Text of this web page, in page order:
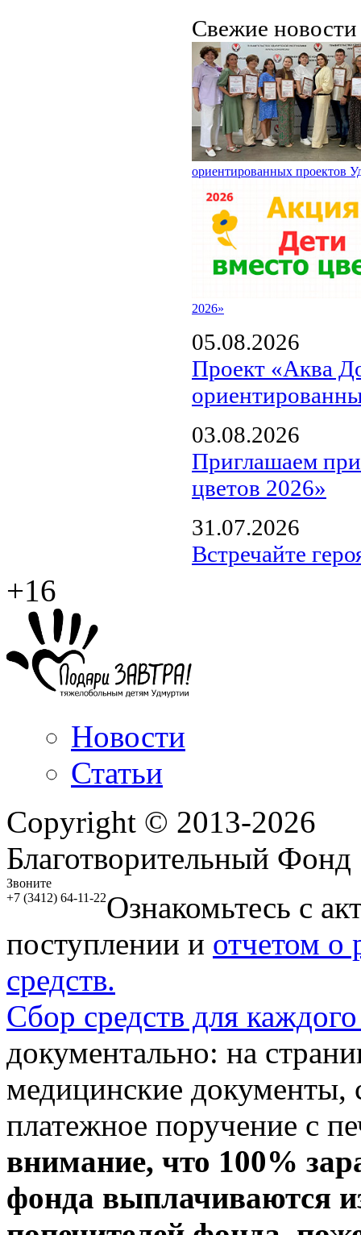
Свежие
ориентированных проектов
2026»
05.08.2026
Проект «Аква
03.08.2026
Приглашаем
цветов 2026»
31.07.2026
Встречайте
+16
Новости
Статьи
Copyright © 2013-2026
Благотворительный
Звоните
+7 (3412) 64-11-22Ознакомьтесь с
поступлении и отчетом о
средств.
Сбор средств для
документально: на
медицинские документы,
платежное поручение с
внимание, что 100%
фонда выплачиваются